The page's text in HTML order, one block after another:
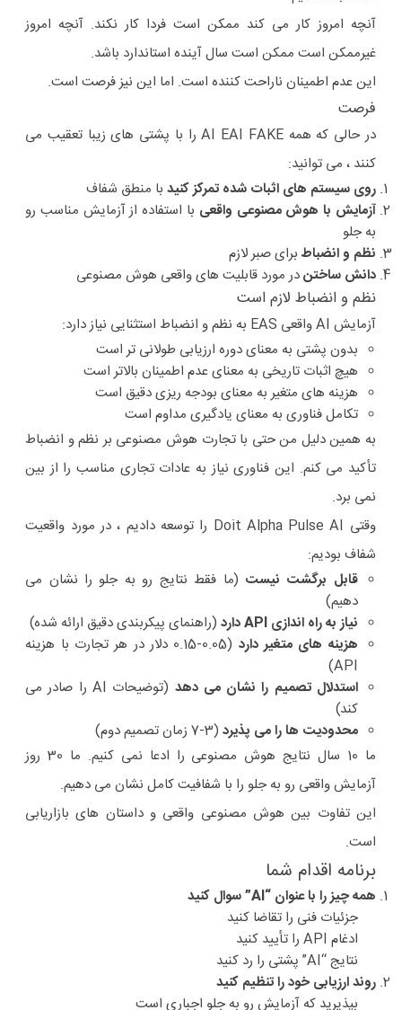
آنچه امروز کار می کند ممکن است فردا کار نکند. آنچه امروز
غیرممکن است ممکن است سال آینده استاندارد باشد.
این عدم اطمینان ناراحت کننده است. اما این نیز فرصت است.
فرصت
در حالی که همه AI EAI FAKE را با پشتی های زیبا تعقیب می
کنند ، می توانید:
روی سیستم های اثبات شده تمرکز کنید با منطق شفاف
آزمایش با هوش مصنوعی واقعی با استفاده از آزمایش مناسب رو
به جلو
نظم و انضباط برای صبر لازم
دانش ساختندر مورد قابلیت های واقعی هوش مصنوعی
نظم و انضباط لازم است
آزمایش AI واقعی EAS به نظم و انضباط استثنایی نیاز دارد:
بدون پشتی به معنای دوره ارزیابی طولانی تر است
هیچ اثبات تاریخی به معنای عدم اطمینان بالاتر است
هزینه های متغیر به معنای بودجه ریزی دقیق است
تکامل فناوری به معنای یادگیری مداوم است
به همین دلیل من حتی با تجارت هوش مصنوعی بر نظم و انضباط
تأکید می کنم. این فناوری نیاز به عادات تجاری مناسب را از بین
نمی برد.
وقتی Doit Alpha Pulse AI را توسعه دادیم ، در مورد واقعیت
شفاف بودیم:
قابل برگشت نیست (ما فقط نتایج رو به جلو را نشان می
دهیم)
نیاز به راه اندازی API دارد
(راهنمای پیکربندی دقیق ارائه شده)
هزینه های متغیر دارد
(0.05-0.15 دلار در هر تجارت با هزینه
API)
استدلال تصمیم را نشان می دهد
(توضیحات AI را صادر می
کند)
محدودیت ها را می پذیرد (3-7 زمان تصمیم دوم)
ما 10 سال نتایج هوش مصنوعی را ادعا نمی کنیم. ما 30 روز
آزمایش واقعی رو به جلو را با شفافیت کامل نشان می دهیم.
این تفاوت بین هوش مصنوعی واقعی و داستان های بازاریابی
است.
برنامه اقدام شما
همه چیز را با عنوان “AI” سوال کنید
جزئیات فنی را تقاضا کنید
ادغام API را تأیید کنید
نتایج “AI” پشتی را رد کنید
روند ارزیابی خود را تنظیم کنید
بپذیرید که آزمایش رو به جلو اجباری است